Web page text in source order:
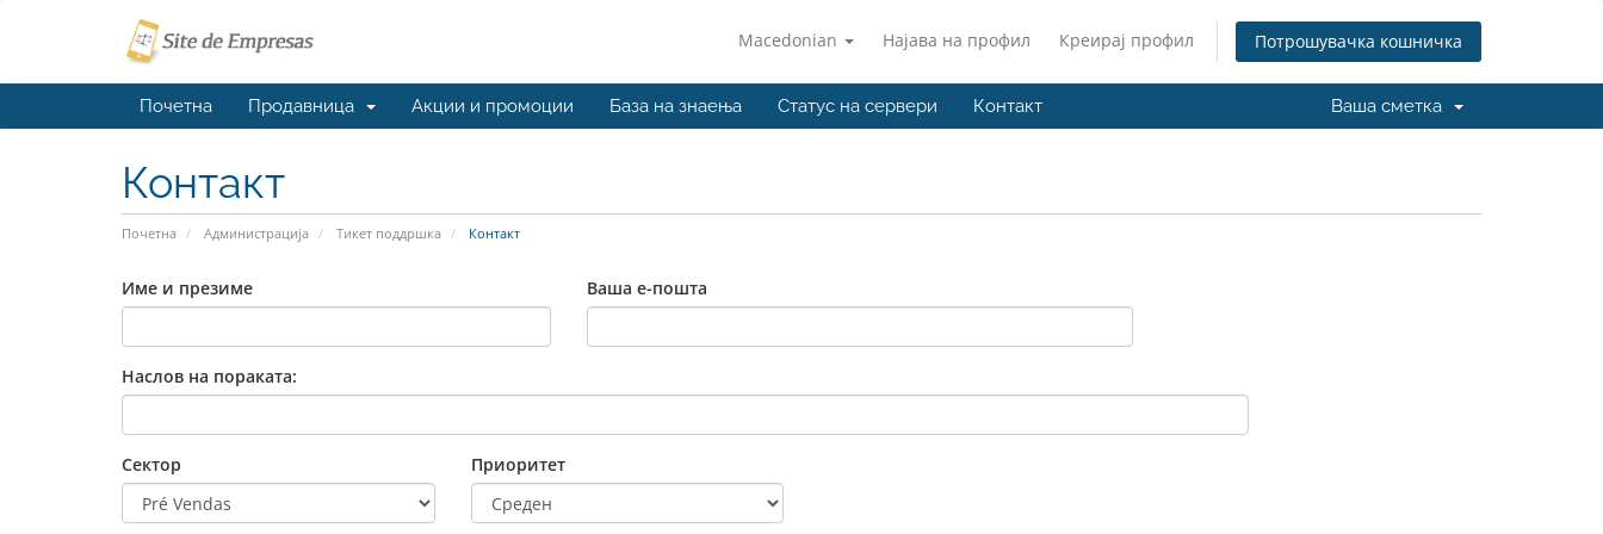
Macedonian Најава на профил Креирај профил Потрошувачка кошничка
Почетна Продавница Акции и промоции База на знаења Статус на сервери Контакт Ваша сметка
Контакт
Почетна Администрација Тикет поддршка Контакт
Име и презиме Ваша е-пошта
Наслов на пораката:
Сектор Приоритет